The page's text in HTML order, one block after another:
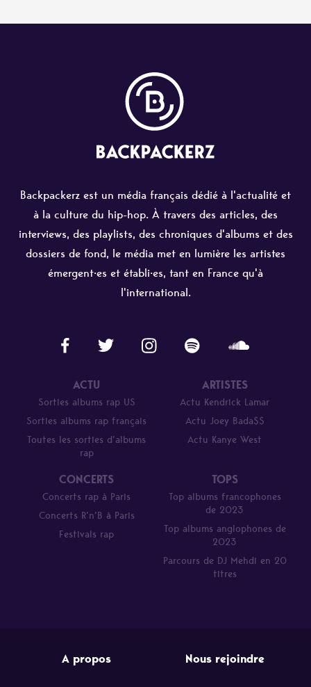
Backpackerz est un média français dédié à l'actualité et
à la culture du hip-hop. À travers des articles, des
interviews, des playlists, des chroniques d'albums et des
dossiers de fond, le média met en lumière les artistes
émergent·es et établi·es, tant en France qu'à
l'international.
ACTU
Sorties albums rap US
Sorties albums rap français
Toutes les sorties d’albums
rap
ARTISTES
Actu Kendrick Lamar
Actu Joey Bada$$
Actu Kanye West
CONCERTS
Concerts rap à Paris
Concerts R’n’B à Paris
Festivals rap
TOPS
Top albums francophones
de 2023
Top albums anglophones de
2023
Parcours de DJ Mehdi en 20
titres
A propos Nous rejoindre